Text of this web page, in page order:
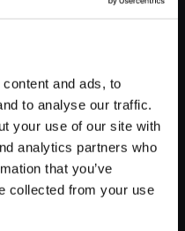
and ads, to
to analyse our traffic.
your use of our site with
analytics partners who
that you’ve
collected from your use
ロードの際には、通信環境
星のロックマン パー
コレクション オリジナ